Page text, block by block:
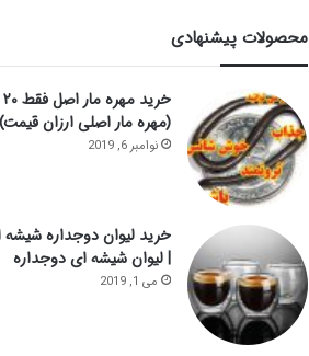
محصولات پیشنهادی
(مهره مار اصلی ارزان قیمت)
نوامبر 6, 2019
| لیوان شیشه ای دوجداره
می 1, 2019